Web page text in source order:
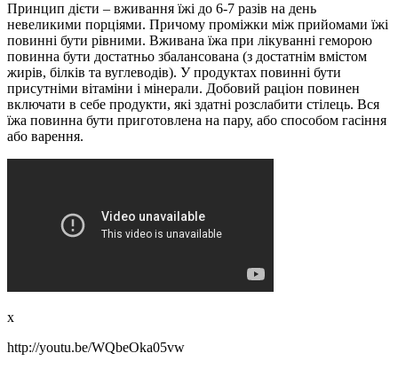
Принцип дієти – вживання їжі до 6-7 разів на день
невеликими порціями. Причому проміжки між прийомами їжі
повинні бути рівними. Вживана їжа при лікуванні геморою
повинна бути достатньо збалансована (з достатнім вмістом
жирів, білків та вуглеводів). У продуктах повинні бути
присутніми вітаміни і мінерали. Добовий раціон повинен
включати в себе продукти, які здатні розслабити стілець. Вся
їжа повинна бути приготовлена на пару, або способом гасіння
або варення.
x
http://youtu.be/WQbeOka05vw